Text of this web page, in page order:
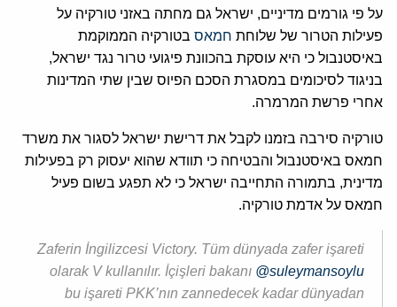
על פי גורמים מדיניים, ישראל גם מחתה באזני טורקיה על
פעילות הטרור של שלוחת חמאס בטורקיה הממוקמת
באיסטנבול כי היא עוסקת בהכוונת פיגועי טרור נגד ישראל,
בניגוד לסיכומים במסגרת הסכם הפיוס שבין שתי המדינות
אחרי פרשת המרמרה.
טורקיה סירבה בזמנו לקבל את דרישת ישראל לסגור את משרד
חמאס באיסטנבול והבטיחה כי תוודא שהוא יעסוק רק בפעילות
מדינית, בתמורה התחייבה ישראל כי לא תפגע בשום פעיל
חמאס על אדמת טורקיה.
Zaferin İngilizcesi Victory. Tüm dünyada zafer işareti
olarak V kullanılır. İçişleri bakanı @suleymansoylu
bu işareti PKK’nın zannedecek kadar dünyadan